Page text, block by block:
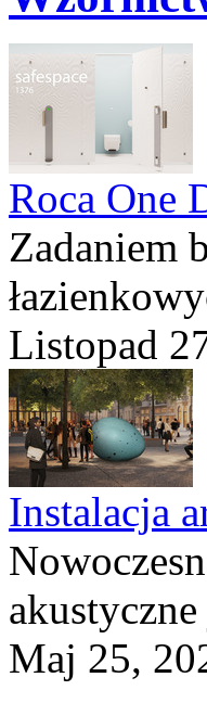
Roca One
Zadaniem
Listopad
Instalacja
Maj 25,